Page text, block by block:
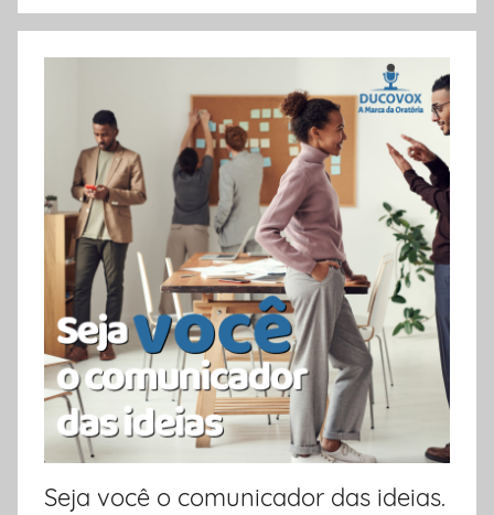
Seja você o comunicador das ideias.